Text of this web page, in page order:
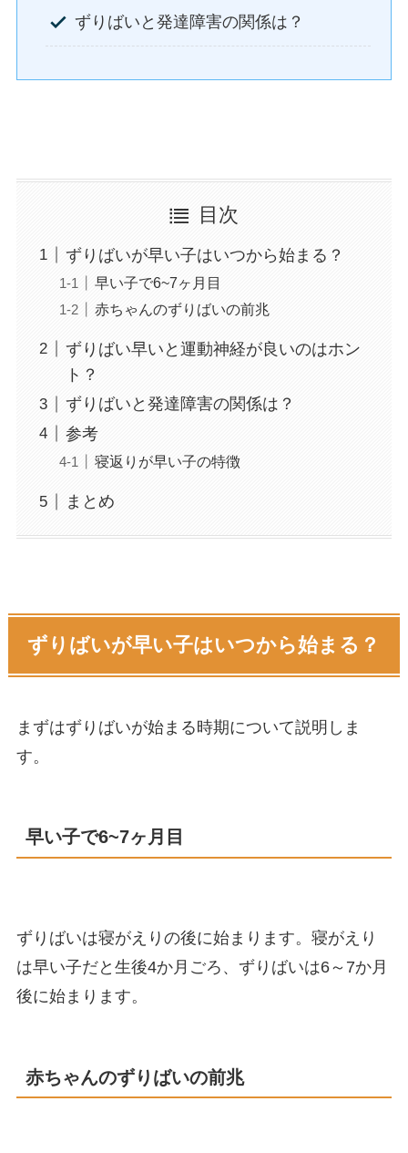
ずりばいと発達障害の関係は？
目次
ずりばいが早い子はいつから始まる？
早い子で6~7ヶ月目
赤ちゃんのずりばいの前兆
ずりばい早いと運動神経が良いのはホン
ト？
ずりばいと発達障害の関係は？
参考
寝返りが早い子の特徴
まとめ
ずりばいが早い子はいつから始まる？
まずはずりばいが始まる時期について説明しま
す。
早い子で6~7ヶ月目
ずりばいは寝がえりの後に始まります。寝がえり
は早い子だと生後4か月ごろ、ずりばいは6～7か月
後に始まります。
赤ちゃんのずりばいの前兆